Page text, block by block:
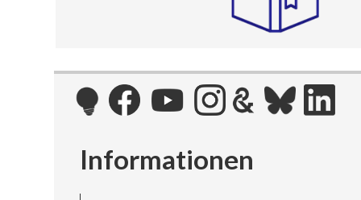
Informationen